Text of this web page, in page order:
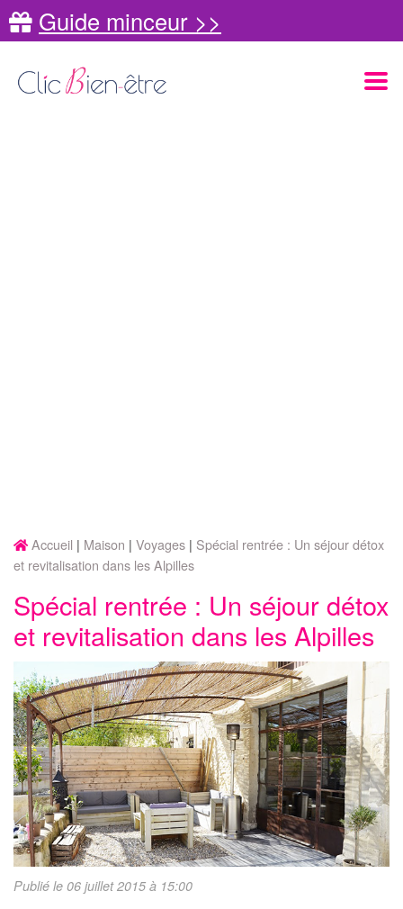
Guide minceur >>
Accueil Maison Voyages
Spécial rentrée : Un séjour détox
et revitalisation dans les Alpilles
Spécial rentrée : Un séjour détox
et revitalisation dans les Alpilles
Publié le 06 juillet 2015 à 15:00